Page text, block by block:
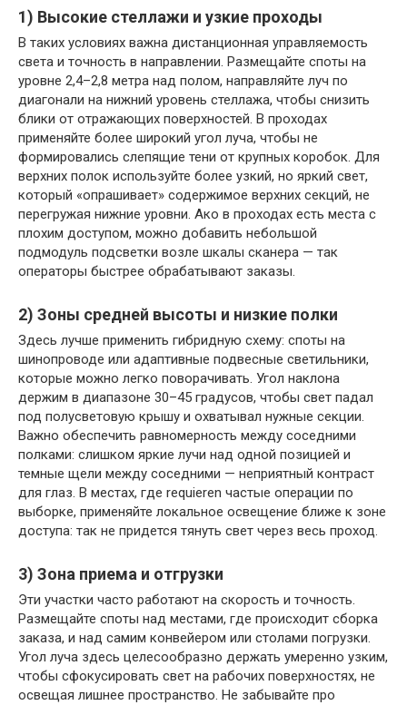
1) Высокие стеллажи и узкие проходы
В таких условиях важна дистанционная управляемость
света и точность в направлении. Размещайте споты на
уровне 2,4–2,8 метра над полом, направляйте луч по
диагонали на нижний уровень стеллажа, чтобы снизить
блики от отражающих поверхностей. В проходах
применяйте более широкий угол луча, чтобы не
формировались слепящие тени от крупных коробок. Для
верхних полок используйте более узкий, но яркий свет,
который «опрашивает» содержимое верхних секций, не
перегружая нижние уровни. Ако в проходах есть места с
плохим доступом, можно добавить небольшой
подмодуль подсветки возле шкалы сканера — так
операторы быстрее обрабатывают заказы.
2) Зоны средней высоты и низкие полки
Здесь лучше применить гибридную схему: споты на
шинопроводе или адаптивные подвесные светильники,
которые можно легко поворачивать. Угол наклона
держим в диапазоне 30–45 градусов, чтобы свет падал
под полусветовую крышу и охватывал нужные секции.
Важно обеспечить равномерность между соседними
полками: слишком яркие лучи над одной позицией и
темные щели между соседними — неприятный контраст
для глаз. В местах, где requieren частые операции по
выборке, применяйте локальное освещение ближе к зоне
доступа: так не придется тянуть свет через весь проход.
3) Зона приема и отгрузки
Эти участки часто работают на скорость и точность.
Размещайте споты над местами, где происходит сборка
заказа, и над самим конвейером или столами погрузки.
Угол луча здесь целесообразно держать умеренно узким,
чтобы сфокусировать свет на рабочих поверхностях, не
освещая лишнее пространство. Не забывайте про